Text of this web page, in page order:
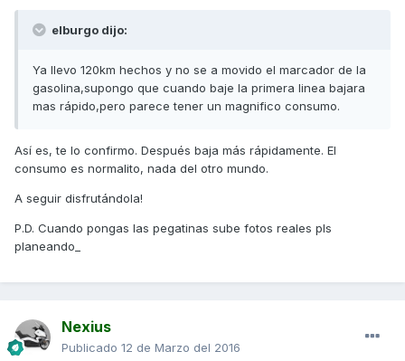
elburgo dijo:
Ya llevo 120km hechos y no se a movido el marcador de la
gasolina,supongo que cuando baje la primera linea bajara
mas rápido,pero parece tener un magnifico consumo.
Así es, te lo confirmo. Después baja más rápidamente. El
consumo es normalito, nada del otro mundo.
A seguir disfrutándola!
P.D. Cuando pongas las pegatinas sube fotos reales pls
planeando_
Nexius
Publicado 12 de Marzo del 2016